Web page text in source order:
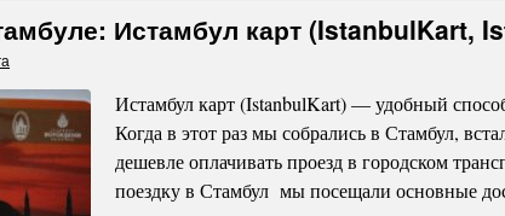
Истамбул карт (IstanbulKart,
Истамбул карт (IstanbulKart) — удобный
Когда в этот раз мы собрались в Стамбул,
дешевле оплачивать проезд в городском
поездку в Стамбул мы посещали основные